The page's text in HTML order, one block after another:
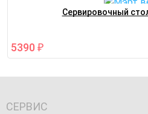
Сервировочный
5390 ₽
СЕРВИС